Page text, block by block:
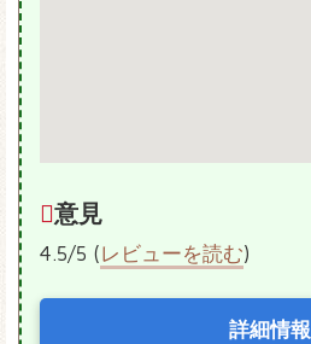
意見
4.5/5 (レビューを読む)
詳細情報